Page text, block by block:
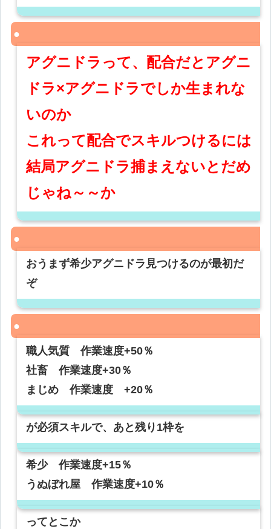
アグニドラって、配合だとアグニ
ドラ×アグニドラでしか生まれな
いのか
これって配合でスキルつけるには
結局アグニドラ捕まえないとだめ
じゃね～～か
おうまず希少アグニドラ見つけるのが最初だ
ぞ
職人気質 作業速度+50％
社畜 作業速度+30％
まじめ 作業速度 +20％
が必須スキルで、あと残り1枠を
希少 作業速度+15％
うぬぼれ屋 作業速度+10％
ってとこか